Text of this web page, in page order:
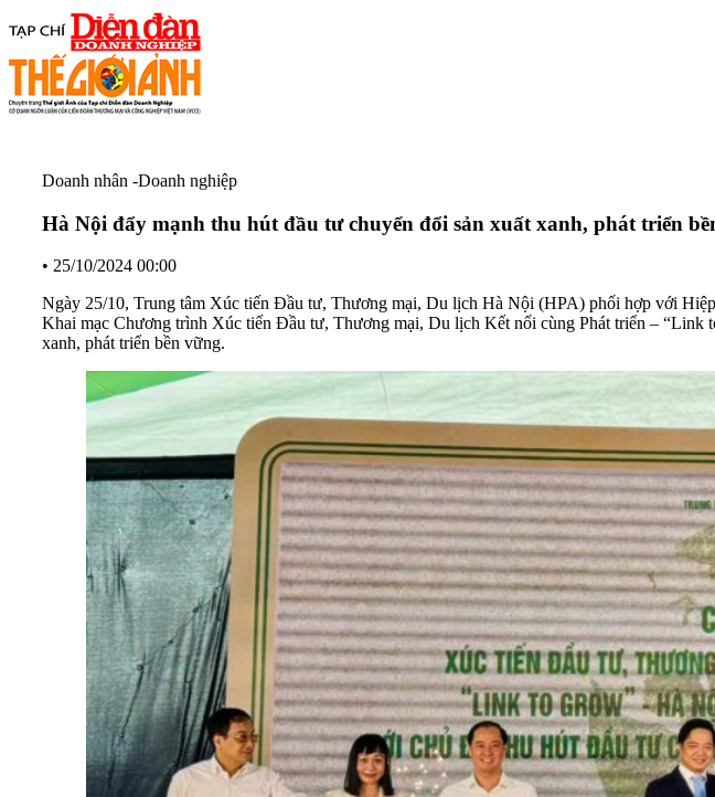
Doanh nhân -Doanh nghiệp
Hà Nội đẩy mạnh thu hút đầu tư chuyển đổi sản xuất xanh, phát triển
• 25/10/2024 00:00
Ngày 25/10, Trung tâm Xúc tiến Đầu tư, Thương mại, Du lịch Hà Nội (HPA) phối hợp với
Khai mạc Chương trình Xúc tiến Đầu tư, Thương mại, Du lịch Kết nối cùng Phát triển –
xanh, phát triển bền vững.